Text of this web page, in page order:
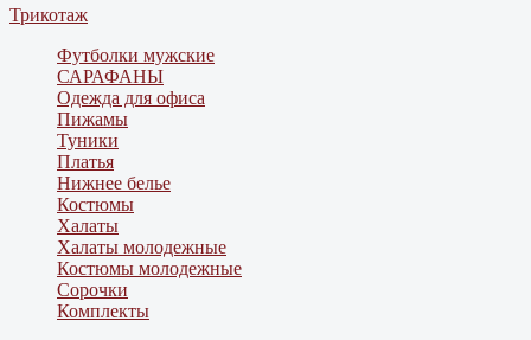
Трикотаж
Футболки мужские
САРАФАНЫ
Одежда для офиса
Пижамы
Туники
Платья
Нижнее белье
Костюмы
Халаты
Халаты молодежные
Костюмы молодежные
Сорочки
Комплекты